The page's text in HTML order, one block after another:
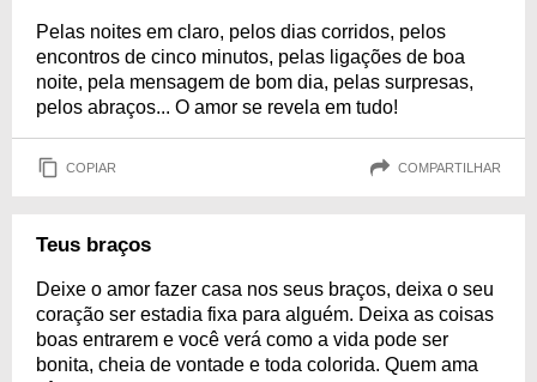
Pelas noites em claro, pelos dias corridos, pelos
encontros de cinco minutos, pelas ligações de boa
noite, pela mensagem de bom dia, pelas surpresas,
pelos abraços... O amor se revela em tudo!
COPIAR COMPARTILHAR
Teus braços
Deixe o amor fazer casa nos seus braços, deixa o seu
coração ser estadia fixa para alguém. Deixa as coisas
boas entrarem e você verá como a vida pode ser
bonita, cheia de vontade e toda colorida. Quem ama